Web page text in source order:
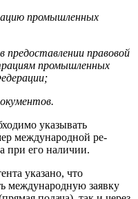
промышленных
предоставлении правовой
промы­шленных
указывать
международной ре­
при его наличии.
указано, что
международную за­явку